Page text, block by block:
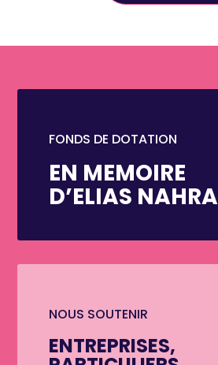
FONDS DE DOTATION
EN MEMOIRE
D’ELIAS NAHRA
NOUS SOUTENIR
ENTREPRISES,